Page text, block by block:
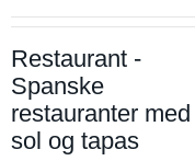
Restaurant -
Spanske
restauranter med
sol og tapas